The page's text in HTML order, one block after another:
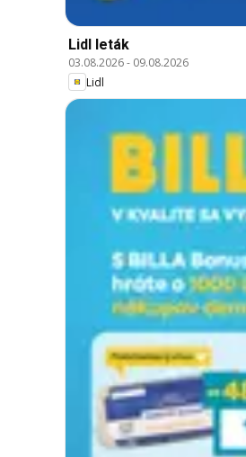
Lidl leták
03.08.2026- 09.08.2026
Lidl